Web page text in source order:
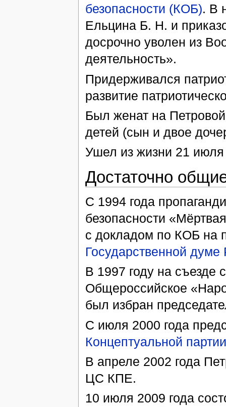
безопасности (КОБ). В
Ельцина Б. Н. и
досрочно уволен из
деятельность».
Придерживался
развитие
Был женат на
детей (сын и двое
Ушел из жизни 21 июля
Достаточно
С 1994 года
безопасности
с докладом по КОБ на
Государственной
В 1997 году на съезде
Общероссийское
был избран
С июля 2000 года
Концептуальной
В апреле 2002 года
ЦС КПЕ.
10 июля 2009 года